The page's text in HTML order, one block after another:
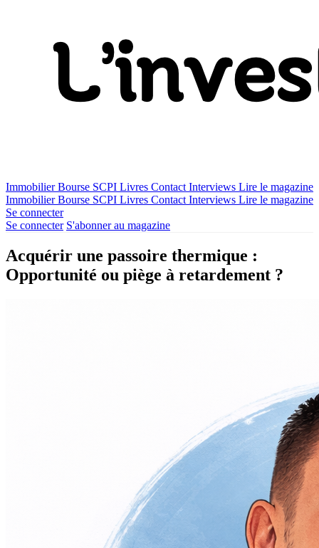
ImmobilierBourse SCPI Livres Contact Interviews Lire le magazine
ImmobilierBourse SCPI Livres Contact Interviews Lire le magazine
Se connecter
Se connecter S'abonner au magazine
Acquérir une passoire thermique :
Opportunité ou piège à retardement ?